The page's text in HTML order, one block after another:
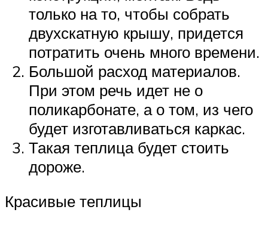
только на то, чтобы собрать
двухскатную крышу, придется
потратить очень много времени.
Большой расход материалов.
При этом речь идет не о
поликарбонате, а о том, из чего
будет изготавливаться каркас.
Такая теплица будет стоить
дороже.
Красивые теплицы